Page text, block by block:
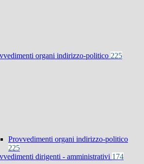
organi indirizzo-politico 225
Provvedimenti organi indirizzo-politico
225
dirigenti - amministrativi 174